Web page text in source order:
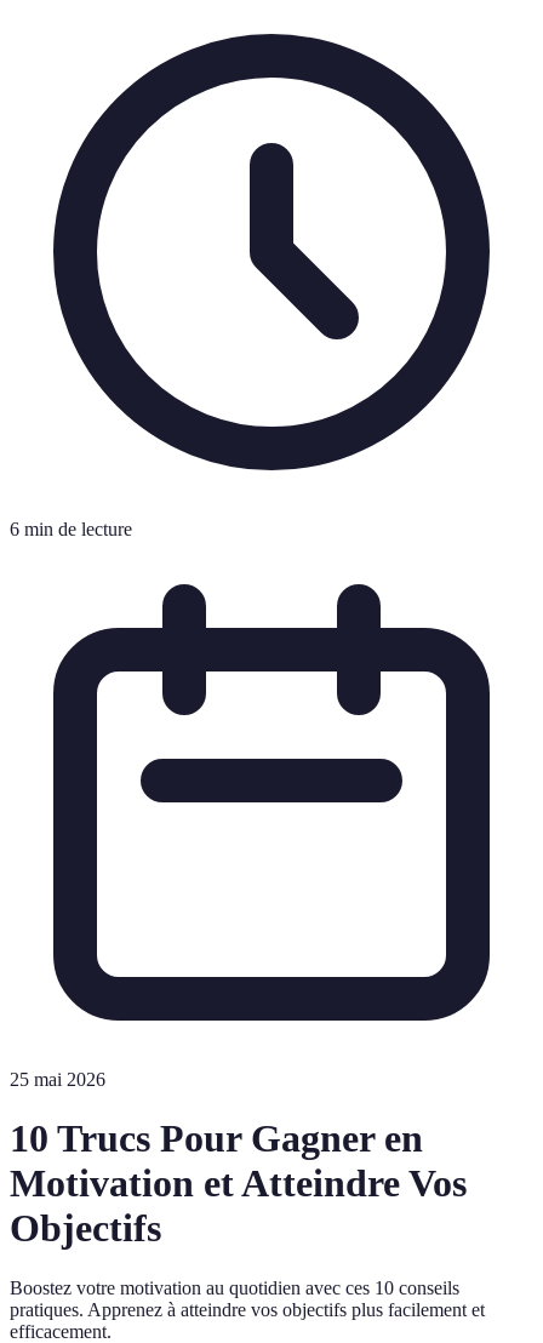
6 min de lecture
25 mai 2026
10 Trucs Pour Gagner en
Motivation et Atteindre Vos
Objectifs
Boostez votre motivation au quotidien avec ces 10 conseils
pratiques. Apprenez à atteindre vos objectifs plus facilement et
efficacement.